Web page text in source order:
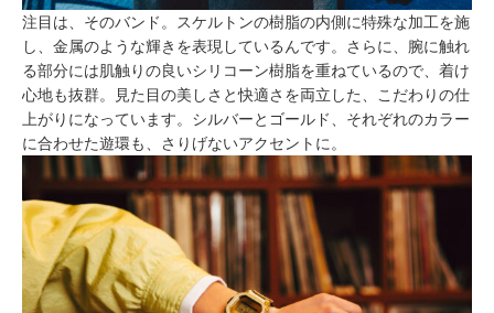
注目は、そのバンド。スケルトンの樹脂の内側に特殊な加工を施
し、金属のような輝きを表現しているんです。さらに、腕に触れ
る部分には肌触りの良いシリコーン樹脂を重ねているので、着け
心地も抜群。見た目の美しさと快適さを両立した、こだわりの仕
上がりになっています。シルバーとゴールド、それぞれのカラー
に合わせた遊環も、さりげないアクセントに。